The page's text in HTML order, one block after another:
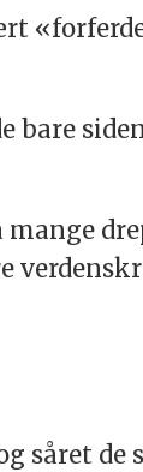
bare
mange
såret de